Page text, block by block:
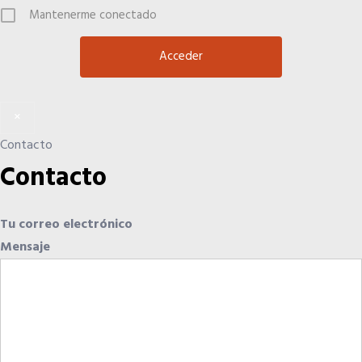
Mantenerme conectado
Contacto
Contacto
Tu correo electrónico
Mensaje